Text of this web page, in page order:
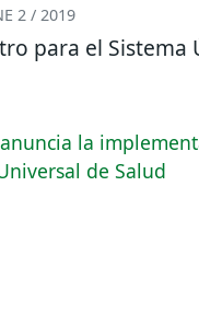
2 / 2019
para el Sistema